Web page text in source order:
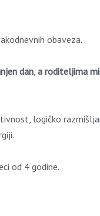
obaveza.
dan, a roditeljima
logičko
od 4 godine.